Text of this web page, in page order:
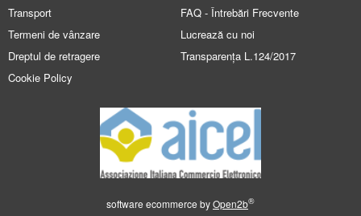
Transport
Termeni de vânzare
Dreptul de retragere
Cookie Policy
FAQ - Întrebări Frecvente
Lucrează cu noi
Transparența L.124/2017
software ecommerce byOpen2b®